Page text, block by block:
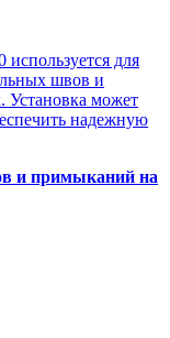
для
швов и
Установка может
надежную
и примыканий на